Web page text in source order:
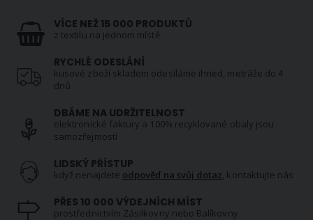
VÍCE NEŽ 15 000 PRODUKTŮ
z textilu na jednom místě
RYCHLÉ ODESLÁNÍ
kusové zboží skladem odesíláme ihned, metráže do 4
dnů
DBÁME NA UDRŽITELNOST
elektronické faktury a 100% recyklované obaly jsou
samozřejmostí
LIDSKÝ PŘÍSTUP
když nenajdete odpověď na svůj dotaz, kontaktujte nás
PŘES 10 000 VÝDEJNÍCH MÍST
prostřednictvím Zásilkovny nebo Balíkovny